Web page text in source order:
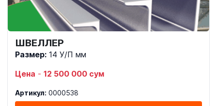
ШВЕЛЛЕР
Размер: 14 У/П мм
Цена - 12 500 000 сум
Артикул: 0000538